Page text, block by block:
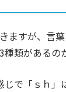
ますが、言
類があるの
じで「ｓｈ